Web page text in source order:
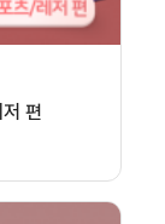
편